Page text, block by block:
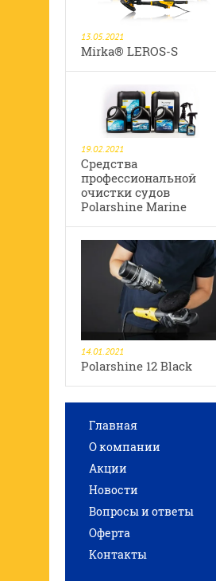
13.05.2021
Mirka® LEROS-S
19.02.2021
Средства
профессиональной
очистки судов
Polarshine Marine
14.01.2021
Polarshine 12 Black
Главная
О компании
Акции
Новости
Вопросы и ответы
Оферта
Контакты